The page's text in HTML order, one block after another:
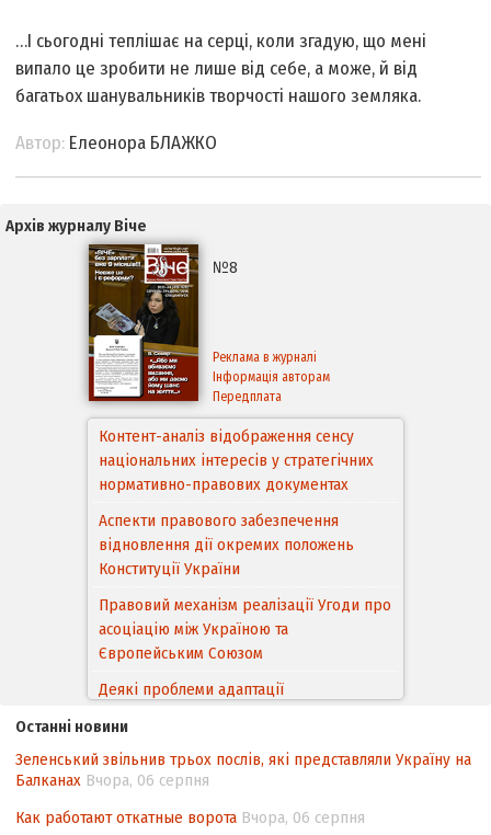
…І сьогодні теплішає на серці, коли згадую, що мені
випало це зробити не лише від себе, а може, й від
багатьох шанувальників творчості нашого земляка.
Автор: Елеонора БЛАЖКО
Архів журналу Віче
№8
Реклама в журналі
Інформація авторам
Передплата
Контент-аналіз відображення сенсу
національних інтересів у стратегічних
нормативно-правових документах
Аспекти правового забезпечення
відновлення дії окремих положень
Конституції України
Правовий механізм реалізації Угоди про
асоціацію між Україною та
Європейським Cоюзом
Деякі проблеми адаптації
походження товарів відповідно до
Угоди про торговельні аспекти прав
інтелектуальної власності (TRIPS) у
контексті євроінтеграції
Останні новини
Зеленський звільнив трьох послів, які представляли Україну на
Балканах Вчора, 06 серпня
Как работают откатные ворота Вчора, 06 серпня